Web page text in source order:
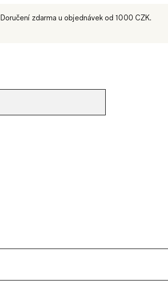
Doručení zdarma u objednávek od 1000 CZK.